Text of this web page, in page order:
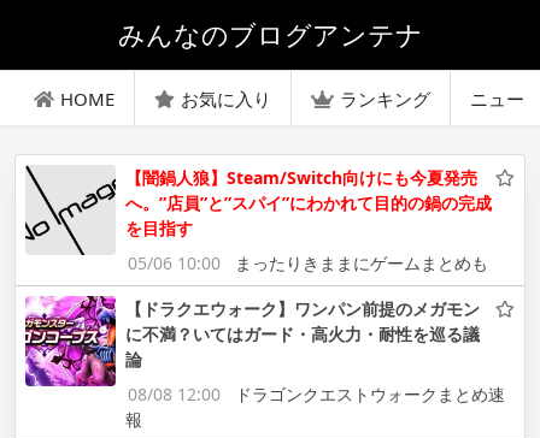
みんなのブログアンテナ
HOME お気に入り ランキング ニュー
【闇鍋人狼】Steam/Switch向けにも今夏発売
へ。”店員”と”スパイ”にわかれて目的の鍋の完成
を目指す
05/06 10:00
まったりきままにゲームまとめも
【ドラクエウォーク】ワンパン前提のメガモン
に不満？いてはガード・高火力・耐性を巡る議
論
08/08 12:00
ドラゴンクエストウォークまとめ速
報